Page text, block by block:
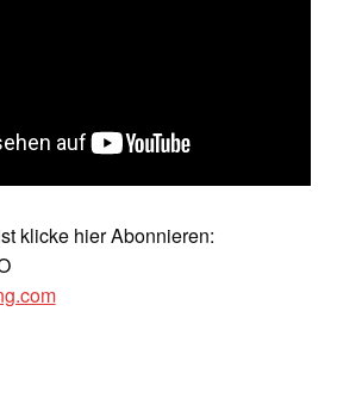
klicke hier Abonnieren: